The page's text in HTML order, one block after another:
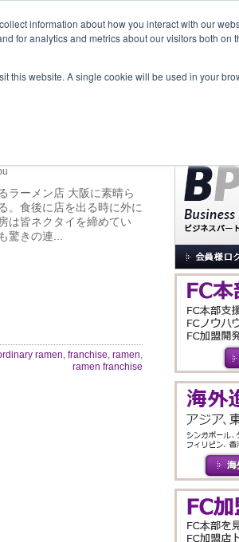
information about how you interact with our
for analytics and metrics about our visitors both on
this website. A single cookie will be used in your
Project お問合せ セミナー＆イベン
ラーメン店 大阪に素晴ら
。食後に店を出る時に外に
は皆ネクタイを締めてい
驚きの連...
ramen, franchise, ramen,
ramen franchise